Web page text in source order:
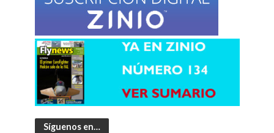
Síguenos en…